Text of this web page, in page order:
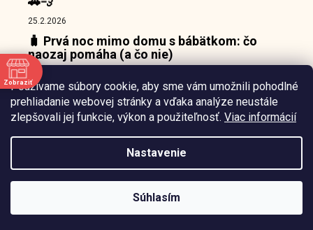
Používame súbory cookie, aby sme vám umožnili pohodlné
prehliadanie webovej stránky a vďaka analýze neustále
zlepšovali jej funkcie, výkon a použiteľnosť. Viac informácií
Nastavenie
Súhlasím
25.2.2026
🧳 Prvá noc mimo domu s bábätkom: čo
naozaj pomáha (a čo nie)
18.2.2026
👶 Prečo bábätká nepotrebujú zábavu, ale
pokojný bod, o ktorý sa môžu oprieť 🌙
VytvořilŠtefan MazáňnaShoptetu
Waiana.sk. Všetky práva vyhradené.
Upraviť nastavenie cookies
Zobraziť